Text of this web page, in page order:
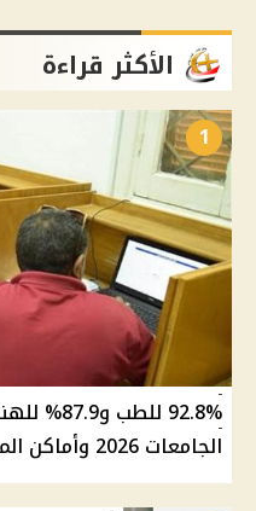
الأكثر قراءة
1
92.8%
الجامعات 2026 وأماكن المرحلة الثانية